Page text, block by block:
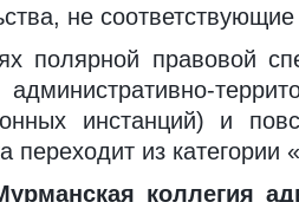
не
полярной правовой
административно-
инстанций) и
переходит из категории
коллегия